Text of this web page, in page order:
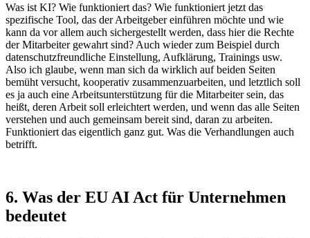
Was ist KI? Wie funktioniert das? Wie funktioniert jetzt das
spezifische Tool, das der Arbeitgeber einführen möchte und wie
kann da vor allem auch sichergestellt werden, dass hier die Rechte
der Mitarbeiter gewahrt sind? Auch wieder zum Beispiel durch
datenschutzfreundliche Einstellung, Aufklärung, Trainings usw.
Also ich glaube, wenn man sich da wirklich auf beiden Seiten
bemüht versucht, kooperativ zusammenzuarbeiten, und letztlich soll
es ja auch eine Arbeitsunterstützung für die Mitarbeiter sein, das
heißt, deren Arbeit soll erleichtert werden, und wenn das alle Seiten
verstehen und auch gemeinsam bereit sind, daran zu arbeiten.
Funktioniert das eigentlich ganz gut. Was die Verhandlungen auch
betrifft.
6. Was der EU AI Act für Unternehmen
bedeutet